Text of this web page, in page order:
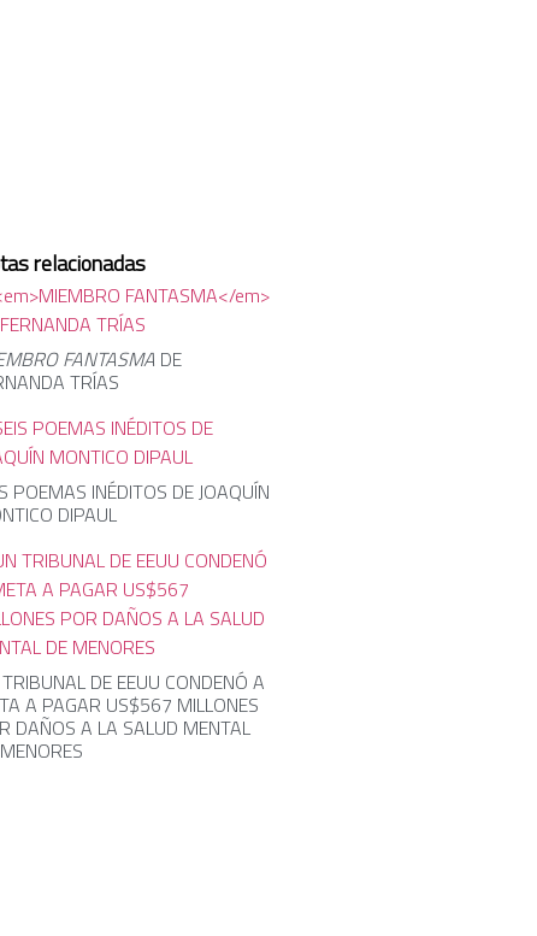
relacionadas
FANTASMA DE
TRÍAS
POEMAS INÉDITOS DE JOAQUÍN
DIPAUL
DE EEUU CONDENÓ A
A PAGAR US$567 MILLONES
DAÑOS A LA SALUD MENTAL